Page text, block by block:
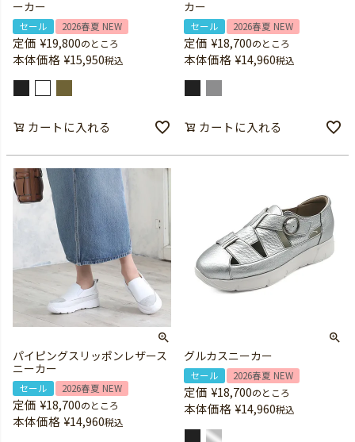
ーカー
セール 2026春夏 NEW
定価 ¥19,800のところ
本体価格 ¥15,950税込
カートに入れる
カー
セール 2026春夏 NEW
定価 ¥18,700のところ
本体価格 ¥14,960税込
カートに入れる
パイピングスリッポンレザース
ニーカー
セール 2026春夏 NEW
定価 ¥18,700のところ
本体価格 ¥14,960税込
グルカスニーカー
セール 2026春夏 NEW
定価 ¥18,700のところ
本体価格 ¥14,960税込